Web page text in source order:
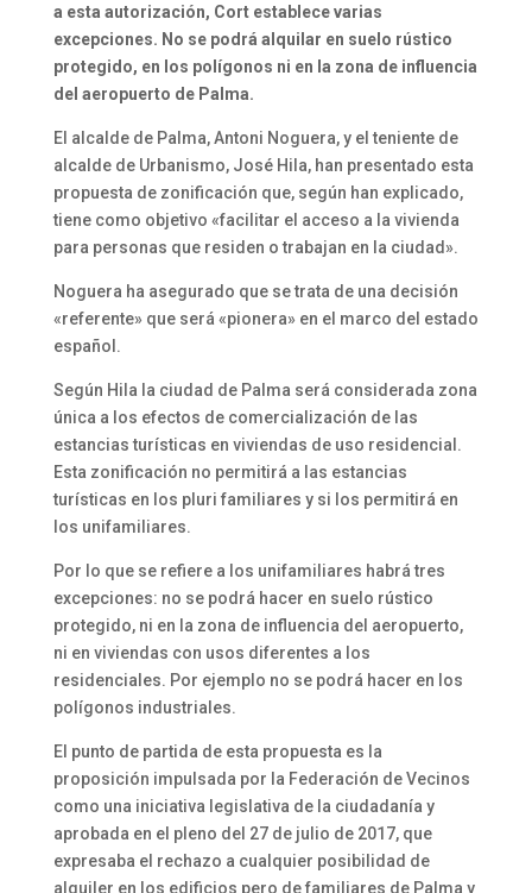
a esta autorización, Cort establece varias
excepciones. No se podrá alquilar en suelo rústico
protegido, en los polígonos ni en la zona de influencia
del aeropuerto de Palma.
El alcalde de Palma, Antoni Noguera, y el teniente de
alcalde de Urbanismo, José Hila, han presentado esta
propuesta de zonificación que, según han explicado,
tiene como objetivo «facilitar el acceso a la vivienda
para personas que residen o trabajan en la ciudad».
Noguera ha asegurado que se trata de una decisión
«referente» que será «pionera» en el marco del estado
español.
Según Hila la ciudad de Palma será considerada zona
única a los efectos de comercialización de las
estancias turísticas en viviendas de uso residencial.
Esta zonificación no permitirá a las estancias
turísticas en los pluri familiares y si los permitirá en
los unifamiliares.
Por lo que se refiere a los unifamiliares habrá tres
excepciones: no se podrá hacer en suelo rústico
protegido, ni en la zona de influencia del aeropuerto,
ni en viviendas con usos diferentes a los
residenciales. Por ejemplo no se podrá hacer en los
polígonos industriales.
El punto de partida de esta propuesta es la
proposición impulsada por la Federación de Vecinos
como una iniciativa legislativa de la ciudadanía y
aprobada en el pleno del 27 de julio de 2017, que
expresaba el rechazo a cualquier posibilidad de
alquiler en los edificios pero de familiares de Palma y